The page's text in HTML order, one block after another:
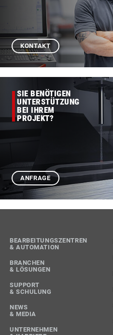
KONTAKT
SIE BENÖTIGEN
UNTERSTÜTZUNG
BEI IHREM
PROJEKT?
ANFRAGE
BEARBEITUNGSZENTREN
& AUTOMATION
BRANCHEN
& LÖSUNGEN
SUPPORT
& SCHULUNG
NEWS
& MEDIA
UNTERNEHMEN